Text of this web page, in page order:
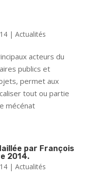
| Actualités
acteurs du
publics et
permet aux
tout ou partie
mécénat
par François
2014.
| Actualités